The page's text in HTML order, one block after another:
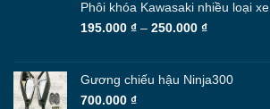
Phôi khóa Kawasaki nhiều loại xe
195.000 ₫ – 250.000 ₫Khoảng
195.000 ₫
Gương chiếu hậu Ninja300
700.000 ₫